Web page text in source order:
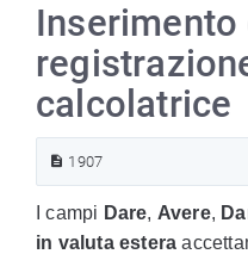
Inserimento
calcolatrice
1907
I campi Dare, Avere,
in valuta estera